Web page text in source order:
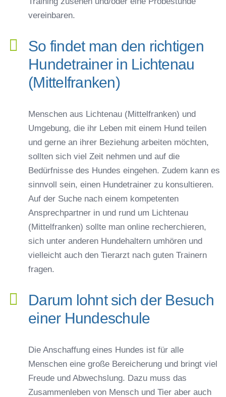
vereinbaren.
So findet man den richtigen
Hundetrainer in Lichtenau
(Mittelfranken)
Menschen aus Lichtenau (Mittelfranken) und
Umgebung, die ihr Leben mit einem Hund teilen
und gerne an ihrer Beziehung arbeiten möchten,
sollten sich viel Zeit nehmen und auf die
Bedürfnisse des Hundes eingehen. Zudem kann es
sinnvoll sein, einen Hundetrainer zu konsultieren.
Auf der Suche nach einem kompetenten
Ansprechpartner in und rund um Lichtenau
(Mittelfranken) sollte man online recherchieren,
sich unter anderen Hundehaltern umhören und
vielleicht auch den Tierarzt nach guten Trainern
fragen.
Darum lohnt sich der Besuch
einer Hundeschule
Die Anschaffung eines Hundes ist für alle
Menschen eine große Bereicherung und bringt viel
Freude und Abwechslung. Dazu muss das
Zusammenleben von Mensch und Tier aber auch